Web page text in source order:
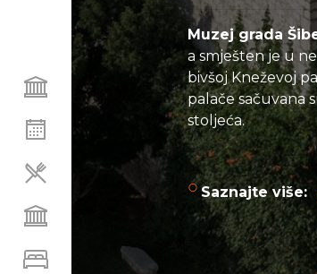
Muzej grada
a smješten je u
bivšoj Kneževoj
palače sačuvana
stoljeća.
Saznajte više: